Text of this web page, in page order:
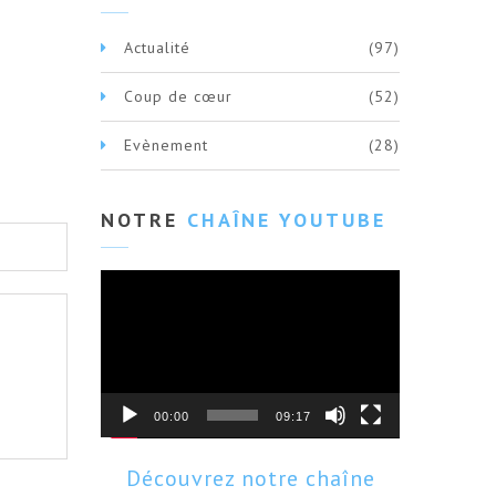
Actualité (97)
Coup de cœur (52)
Evènement (28)
NOTRE CHAÎNE YOUTUBE
00:00 09:17
Découvrez notre chaîne